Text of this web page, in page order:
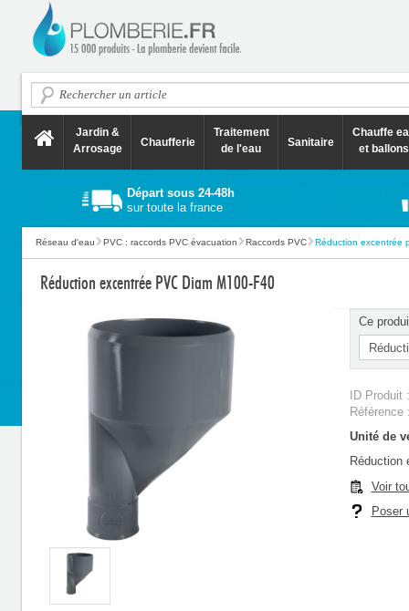
Jardin &
Arrosage
Chaufferie
Traitement
de l'eau
Sanitaire
Chauffe
et ballons
Départ sous 24-48h
sur toute la france
Réseau d'eau PVC : raccords PVC évacuation Raccords PVC Réduction excentrée
Réduction excentrée PVC Diam M100-F40
Ce
ID Produit
Unité de
Réduction
Voir
Poser